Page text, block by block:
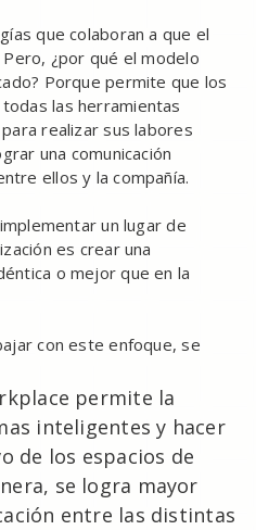
que colaboran a que el
¿por qué el modelo
Porque permite que los
las herramientas
realizar sus labores
una comunicación
ellos y la compañía.
un lugar de
es crear una
o mejor que en la
con este enfoque, se
permite la
inteligentes y hacer
de los espacios de
se logra mayor
entre las distintas